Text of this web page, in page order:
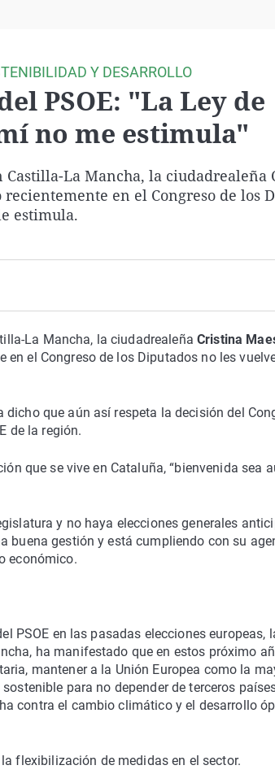
Y DESARROLLO
PSOE: "La Ley de
no me estimula"
La Mancha, la ciudadrealeña
en el Congreso de los
estimula.
La Mancha, la ciudadrealeña Cristina
en el Congreso de los Diputados no les
dicho que aún así respeta la decisión del
de la región.
que se vive en Cataluña, “bienvenida sea
y no haya elecciones generales
buena gestión y está cumpliendo con su
económico.
PSOE en las pasadas elecciones europeas,
ha manifestado que en estos próximo
mantener a la Unión Europea como la
para no depender de terceros
contra el cambio climático y el desarrollo
flexibilización de medidas en el sector.